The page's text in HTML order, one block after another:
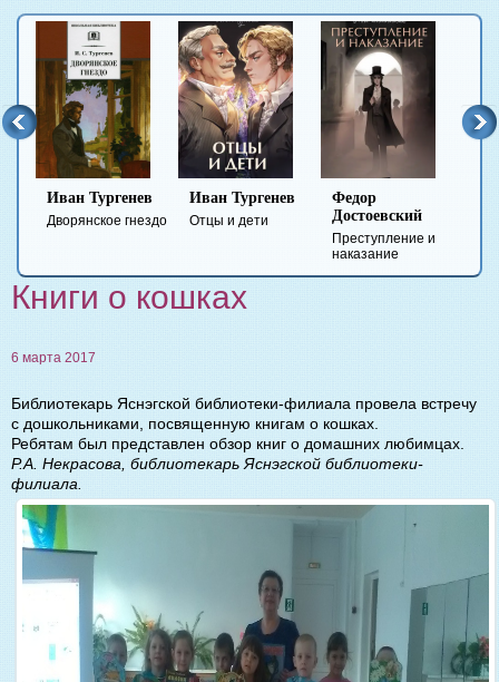
Иван Тургенев
Дворянское гнездо
Иван Тургенев
Отцы и дети
Федор
Достоевский
Преступление и
наказание
Книги о кошках
6 марта 2017
Библиотекарь Яснэгской библиотеки-филиала провела встречу
с дошкольниками, посвященную книгам о кошках.
Ребятам был представлен обзор книг о домашних любимцах.
Р.А. Некрасова, библиотекарь Яснэгской библиотеки-
филиала.